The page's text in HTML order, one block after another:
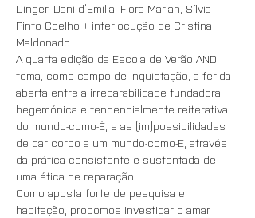
Dinger, Dani d’Emilia, Flora Mariah, Sílvia
Pinto Coelho + interlocução de Cristina
Maldonado
A quarta edição da Escola de Verão AND
toma, como campo de inquietação, a ferida
aberta entre a irreparabilidade fundadora,
hegemónica e tendencialmente reiterativa
do mundo-como-É, e as (im)possibilidades
de dar corpo a um mundo-como-E, através
da prática consistente e sustentada de
uma ética de reparação.
Como aposta forte de pesquisa e
habitação, propomos investigar o amar